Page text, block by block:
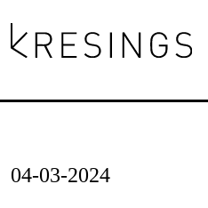
Inhalt
04-03-2024